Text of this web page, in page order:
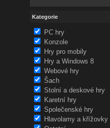
Kategorie
PC hry
Konzole
Hry pro mobily
Hry a Windows 8
Webové hry
Šach
Stolní a deskové hry
Karetní hry
Společenské hry
Hlavolamy a křížovky